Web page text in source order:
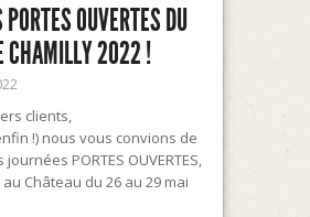
PORTES OUVERTES DU
CHAMILLY 2022 !
clients,
!) nous vous convions de
PORTES OUVERTES,
Château du 26 au 29 mai